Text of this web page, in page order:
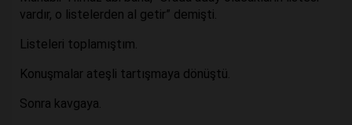
vardır, o listelerden al getir” demişti.
Listeleri toplamıştım.
Konuşmalar ateşli tartışmaya dönüştü.
Sonra kavgaya.